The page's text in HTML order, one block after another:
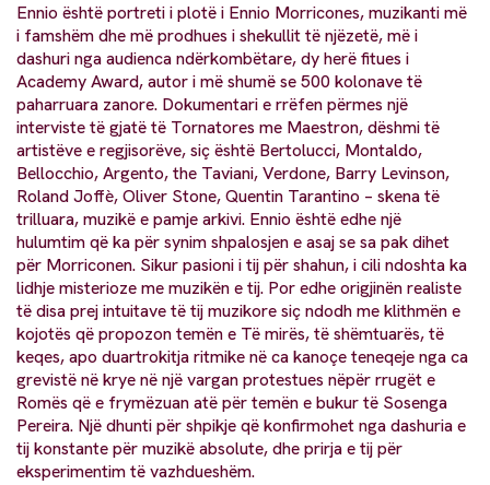
Ennio është portreti i plotë i Ennio Morricones, muzikanti më
i famshëm dhe më prodhues i shekullit të njëzetë, më i
dashuri nga audienca ndërkombëtare, dy herë fitues i
Academy Award, autor i më shumë se 500 kolonave të
paharruara zanore. Dokumentari e rrëfen përmes një
interviste të gjatë të Tornatores me Maestron, dëshmi të
artistëve e regjisorëve, siç është Bertolucci, Montaldo,
Bellocchio, Argento, the Taviani, Verdone, Barry Levinson,
Roland Joffè, Oliver Stone, Quentin Tarantino – skena të
trilluara, muzikë e pamje arkivi. Ennio është edhe një
hulumtim që ka për synim shpalosjen e asaj se sa pak dihet
për Morriconen. Sikur pasioni i tij për shahun, i cili ndoshta ka
lidhje misterioze me muzikën e tij. Por edhe origjinën realiste
të disa prej intuitave të tij muzikore siç ndodh me klithmën e
kojotës që propozon temën e Të mirës, të shëmtuarës, të
keqes, apo duartrokitja ritmike në ca kanoçe teneqeje nga ca
grevistë në krye në një vargan protestues nëpër rrugët e
Romës që e frymëzuan atë për temën e bukur të Sosenga
Pereira. Një dhunti për shpikje që konfirmohet nga dashuria e
tij konstante për muzikë absolute, dhe prirja e tij për
eksperimentim të vazhdueshëm.